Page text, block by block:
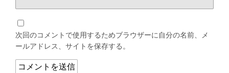
次回のコメントで使用するためブラウザーに自分の名前、メ
ールアドレス、サイトを保存する。